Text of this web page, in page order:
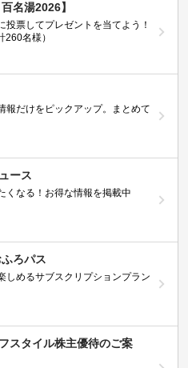
名湯2026】
投票してプレゼントを当てよう！
260名様）
報だけをピックアップ。まとめて
ース
くなる！お得な情報を掲載中
ろパス
しめるサブスクリプションプラン
スタイル株主優待のご案